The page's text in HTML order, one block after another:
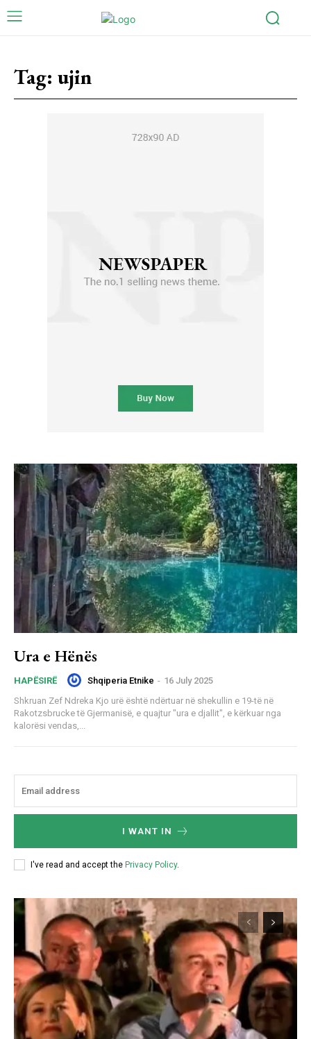
Tag: ujin
Ura e Hënës
HAPËSIRË Shqiperia Etnike - 16 July 2025
Shkruan Zef Ndreka Kjo urë është ndërtuar në shekullin e 19-të në
Rakotzsbrucke të Gjermanisë, e quajtur "ura e djallit", e kërkuar nga
kalorësi vendas,...
I WANT IN
I've read and accept the Privacy Policy.